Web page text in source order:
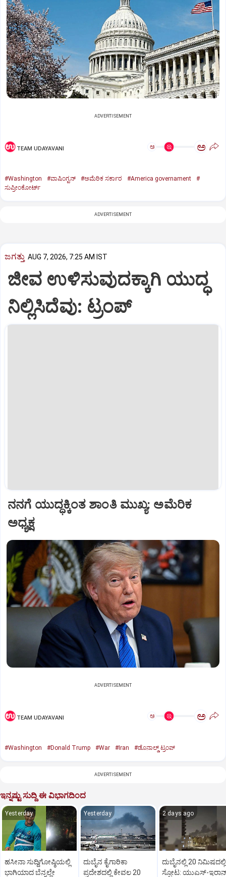
ADVERTISEMENT
TEAM UDAYAVANI ಅ ಅ
#Washington #ವಾಷಿಂಗ್ಟನ್‌ #ಅಮೆರಿಕ ಸರ್ಕಾರ #America governament
#
ಸುಪ್ರೀಂಕೋರ್ಟ್‌
ADVERTISEMENT
ಜಗತ್ತು AUG 7, 2026, 7:25 AM IST
ಜೀವ ಉಳಿಸುವುದಕ್ಕಾಗಿ ಯುದ್ಧ
ನಿಲ್ಲಿಸಿದೆವು: ಟ್ರಂಪ್‌
ನನಗೆ ಯುದ್ಧಕ್ಕಿಂತ ಶಾಂತಿ ಮುಖ್ಯ: ಅಮೆರಿಕ
ಅಧ್ಯಕ್ಷ
ADVERTISEMENT
TEAM UDAYAVANI ಅ ಅ
#Washington #Donald Trump #War #Iran #ಡೊನಾಲ್ಡ್‌ ಟ್ರಂಪ್‌
ADVERTISEMENT
ಇನ್ನಷ್ಟು ಸುದ್ದಿ ಈ ವಿಭಾಗದಿಂದ
Yesterday
ಹಸೀನಾ ಸುದ್ದಿಗೋಷ್ಠಿಯಲ್ಲಿ
ಭಾಗಿಯಾದ ಬೆನ್ನಲ್ಲೇ
Yesterday
ದುಬೈನ ಕೈಗಾರಿಕಾ
ಪ್ರದೇಶದಲ್ಲಿ ಕೇವಲ 20
2 days ago
ದುಬೈನಲ್ಲಿ 20
ಸ್ಫೋಟ: ಯುಎಸ್-